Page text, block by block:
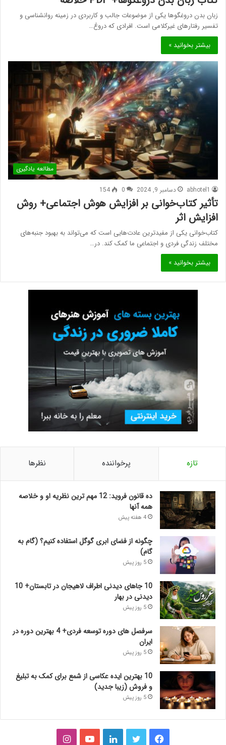
زبان بدن دروغگوها یکی از موضوعات جالب و کاربردی در زمینه روانشناسی و
تفسیر رفتارهای غیرکلامی است. افرادی که دروغ…
بیشتر بخوانید »
مطالعه یادگیری
abhotel1 دسامبر 9, 2024 0
154
تأثیر کتاب‌خوانی بر افزایش هوش اجتماعی+ روش
افزایش اثر
کتاب‌خوانی یکی از مفیدترین عادت‌هایی است که می‌تواند به بهبود جنبه‌های
مختلف زندگی فردی و اجتماعی ما کمک کند. در…
بیشتر بخوانید »
تازه پرخواننده نظرها
ده قانون فروید: 12 مهم ترین نظریه او و خلاصه
همه آنها
4 هفته پیش
چگونه از فضای ابری گوگل استفاده کنیم؟ (گام به
گام)
5 روز پیش
10 جاهای دیدنی اطراف لاهیجان در تابستان+ 10
دیدنی در بهار
5 روز پیش
سرفصل های دوره توسعه فردی+ 4 بهترین دوره در
ایران
5 روز پیش
10 بهترین ایده عکاسی از شمع برای کمک به تبلیغ
و فروش (زیبا جدید)
5 روز پیش
فیس توییترلینکدینیوتیوباینستاگرام